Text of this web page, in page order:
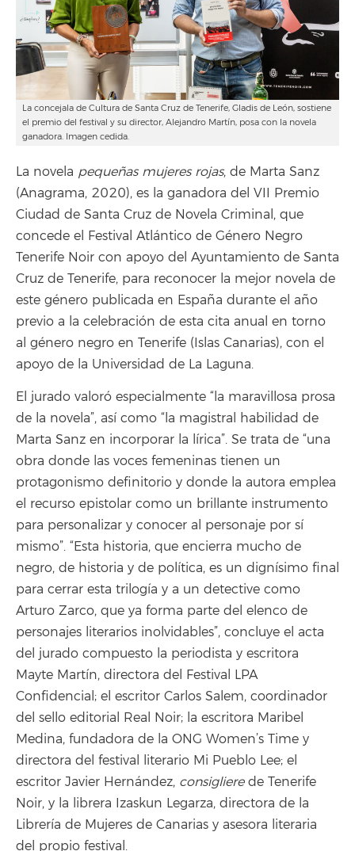
La concejala de Cultura de Santa Cruz de Tenerife, Gladis de León, sostiene
el premio del festival y su director, Alejandro Martín, posa con la novela
ganadora. Imagen cedida.
La novela pequeñas mujeres rojas, de Marta Sanz
(Anagrama, 2020), es la ganadora del VII Premio
Ciudad de Santa Cruz de Novela Criminal, que
concede el Festival Atlántico de Género Negro
Tenerife Noir con apoyo del Ayuntamiento de Santa
Cruz de Tenerife, para reconocer la mejor novela de
este género publicada en España durante el año
previo a la celebración de esta cita anual en torno
al género negro en Tenerife (Islas Canarias), con el
apoyo de la Universidad de La Laguna.
El jurado valoró especialmente “la maravillosa prosa
de la novela”, así como “la magistral habilidad de
Marta Sanz en incorporar la lírica”. Se trata de “una
obra donde las voces femeninas tienen un
protagonismo definitorio y donde la autora emplea
el recurso epistolar como un brillante instrumento
para personalizar y conocer al personaje por sí
mismo”. “Esta historia, que encierra mucho de
negro, de historia y de política, es un dignísimo final
para cerrar esta trilogía y a un detective como
Arturo Zarco, que ya forma parte del elenco de
personajes literarios inolvidables”, concluye el acta
del jurado compuesto la periodista y escritora
Mayte Martín, directora del Festival LPA
Confidencial; el escritor Carlos Salem, coordinador
del sello editorial Real Noir; la escritora Maribel
Medina, fundadora de la ONG Women’s Time y
directora del festival literario Mi Pueblo Lee; el
escritor Javier Hernández, consiglierede Tenerife
Noir, y la librera Izaskun Legarza, directora de la
Librería de Mujeres de Canarias y asesora literaria
del propio festival.